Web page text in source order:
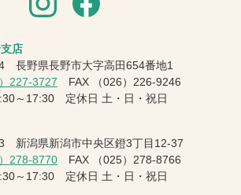
店
長野県長野市大字高田654番地1
）227-3727 FAX
（026）226-9246
～17:30 定休日 土・日・祝日
新潟県新潟市中央区鐙3丁目12-37
）278-8770 FAX
（025）278-8766
～17:30 定休日 土・日・祝日